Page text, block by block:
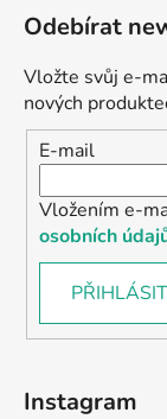
Odebírat
Vložte svůj e-
nových
E-mail
Vložením e-
osobních
Instagram